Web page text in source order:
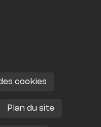
cookies
Plan du site